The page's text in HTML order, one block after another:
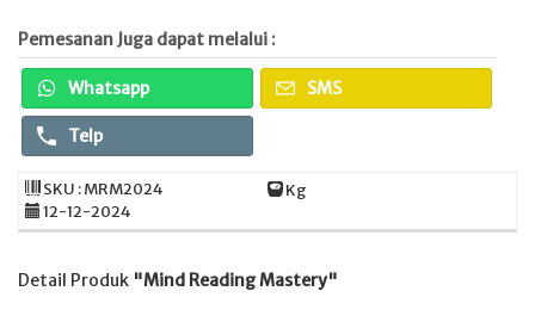
Pemesanan Juga dapat melalui :
Whatsapp SMS
Telp
SKU : MRM2024
Kg
12-12-2024
Detail Produk "Mind Reading Mastery"